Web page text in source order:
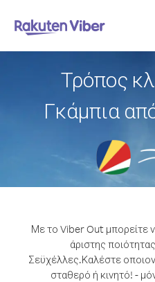
Τρόπος
Γκάμπια
Με το Viber Out μπορείτε
άριστης
Σεϋχέλλες.Καλέστε
σταθερό ή κινητό! -